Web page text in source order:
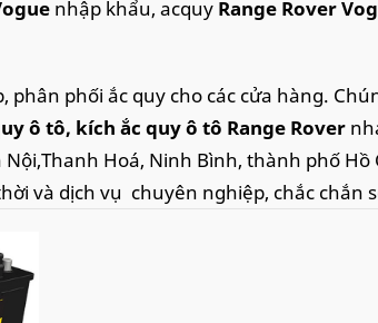
nhập khẩu, acquy Range Rover
phân phối ắc quy cho các cửa hàng.
ô tô, kích ắc quy ô tô Range Rover
Hoá, Ninh Bình, thành phố Hồ
và dịch vụ chuyên nghiệp, chắc chắn
ắc quy nào? giá bao